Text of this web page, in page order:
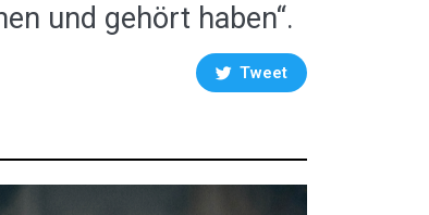
und gehört haben“.
Tweet